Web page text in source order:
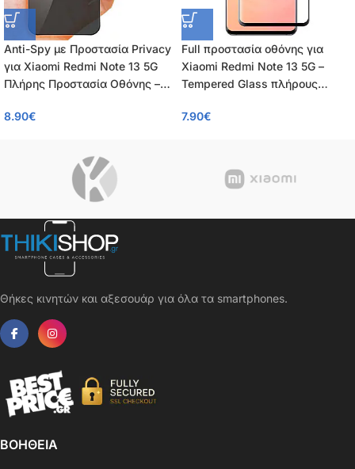
Anti-Spy με Προστασία Privacy
για Xiaomi Redmi Note 13 5G
Πλήρης Προστασία Οθόνης –
100%, OEM, 0.26mm
8.90€
Full προστασία οθόνης για
Xiaomi Redmi Note 13 5G –
Tempered Glass πλήρους
7.90€
Θήκες κινητών και αξεσουάρ για όλα τα smartphones.
ΒΟΗΘΕΙΑ